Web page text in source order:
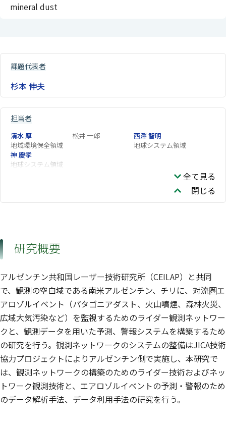
mineral dust
課題代表者
杉本 伸夫
担当者
清水 厚
地域環境保全領域
松井 一郎
西澤 智明
地球システム領域
神 慶孝
地球システム領域
全て見る
閉じる
研究概要
アルゼンチン共和国レーザー技術研究所（CEILAP）と共同
で、観測の空白域である南米アルゼンチン、チリに、対流圏エ
アロゾルイベント（パタゴニアダスト、火山噴煙、森林火災、
広域大気汚染など）を監視するためのライダー観測ネットワー
クと、観測データを用いた予測、警報システムを構築するため
の研究を行う。観測ネットワークのシステムの整備はJICA技術
協力プロジェクトによりアルゼンチン側で実施し、本研究で
は、観測ネットワークの構築のためのライダー技術およびネッ
トワーク観測技術と、エアロゾルイベントの予測・警報のため
のデータ解析手法、データ利用手法の研究を行う。